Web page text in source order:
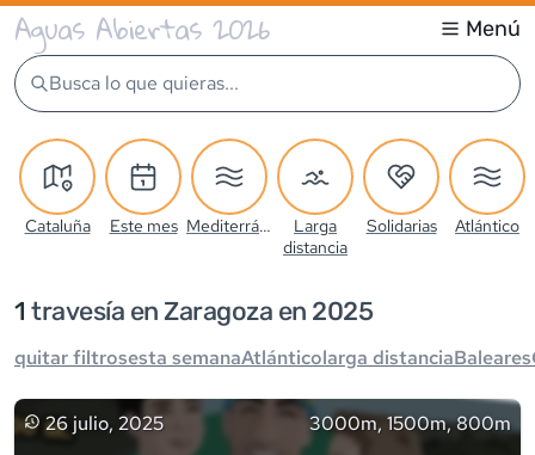
Aguas Abiertas 2026 Menú
Busca lo que quieras...
Cataluña Este mes Mediterráneo
Larga
distancia
Solidarias Atlántico
1 travesía en Zaragoza en 2025
quitar filtrosesta semanaAtlánticolarga distanciaBaleares
26 julio, 2025 3000m, 1500m, 800m